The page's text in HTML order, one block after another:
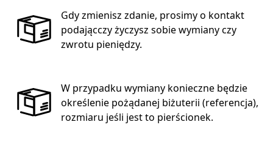
Gdy zmienisz zdanie, prosimy o kontakt
podającczy życzysz sobie wymiany czy
zwrotu pieniędzy.
W przypadku wymiany konieczne będzie
określenie pożądanej biżuterii (referencja),
rozmiaru jeśli jest to pierścionek.